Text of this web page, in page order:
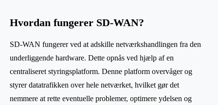
Hvordan fungerer SD-WAN?
SD-WAN fungerer ved at adskille netværkshandlingen fra den
underliggende hardware. Dette opnås ved hjælp af en
centraliseret styringsplatform. Denne platform overvåger og
styrer datatrafikken over hele netværket, hvilket gør det
nemmere at rette eventuelle problemer, optimere ydelsen og